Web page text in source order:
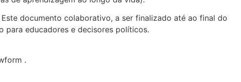
documento colaborativo, a ser finalizado até ao final do
para educadores e decisores políticos.
.